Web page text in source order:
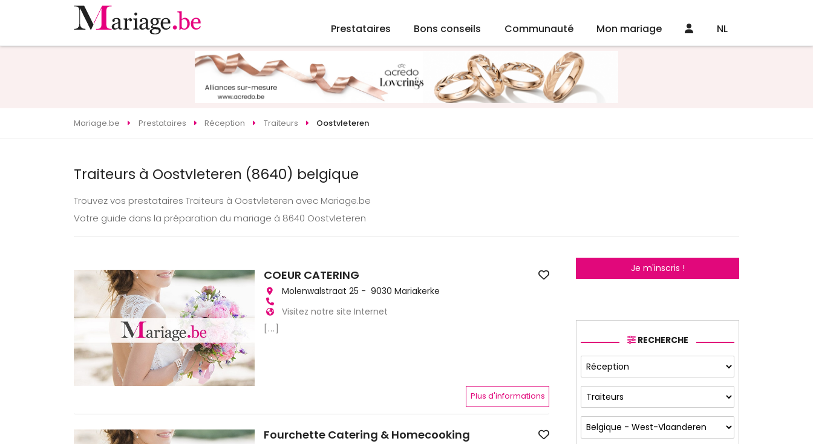
Prestataires Bons conseils Communauté Mon mariage NL
Mariage.be Prestataires Réception Traiteurs Oostvleteren
Traiteurs à Oostvleteren (8640) belgique
Trouvez vos prestataires Traiteurs à Oostvleteren avec Mariage.be
Votre guide dans la préparation du mariage à 8640 Oostvleteren
COEUR CATERING
Molenwalstraat 25 - 9030 Mariakerke
Visitez notre site Internet
[...]
Plus d'informations
Fourchette Catering & Homecooking
Je m'inscris !
RECHERCHE